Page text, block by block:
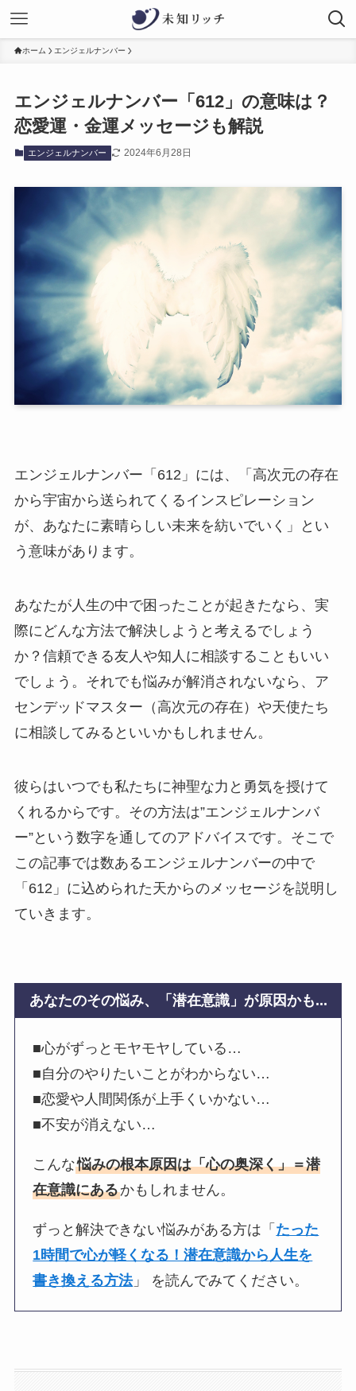
ホーム エンジェルナンバー
エンジェルナンバー「612」の意味は？
恋愛運・金運メッセージも解説
エンジェルナンバー 2024年6月28日
エンジェルナンバー「612」には、「高次元の存在
から宇宙から送られてくるインスピレーション
が、あなたに素晴らしい未来を紡いでいく」とい
う意味があります。
あなたが人生の中で困ったことが起きたなら、実
際にどんな方法で解決しようと考えるでしょう
か？信頼できる友人や知人に相談することもいい
でしょう。それでも悩みが解消されないなら、ア
センデッドマスター（高次元の存在）や天使たち
に相談してみるといいかもしれません。
彼らはいつでも私たちに神聖な力と勇気を授けて
くれるからです。その方法は”エンジェルナンバ
ー”という数字を通してのアドバイスです。そこで
この記事では数あるエンジェルナンバーの中で
「612」に込められた天からのメッセージを説明し
ていきます。
あなたのその悩み、「潜在意識」が原因かも...
■心がずっとモヤモヤしている…
■自分のやりたいことがわからない…
■恋愛や人間関係が上手くいかない…
■不安が消えない…
こんな悩みの根本原因は「心の奥深く」＝潜
在意識にあるかもしれません。
ずっと解決できない悩みがある方は「 たった
1時間で心が軽くなる！潜在意識から人生を
書き換える方法」 を読んでみてください。